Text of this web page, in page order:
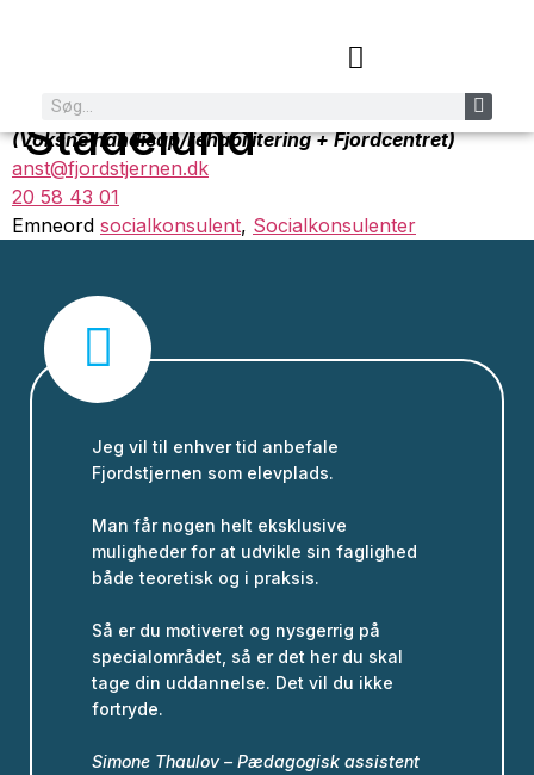
Stadelund
Socialrådgiver Center Øst
(Voksne handicap/rehabilitering + Fjordcentret)
anst@fjordstjernen.dk
20 58 43 01
Emneord socialkonsulent, Socialkonsulenter
Jeg vil til enhver tid anbefale
Fjordstjernen som elevplads.
Man får nogen helt eksklusive
muligheder for at udvikle sin faglighed
både teoretisk og i praksis.
Så er du motiveret og nysgerrig på
specialområdet, så er det her du skal
tage din uddannelse. Det vil du ikke
fortryde.
Simone Thaulov – Pædagogisk assistent